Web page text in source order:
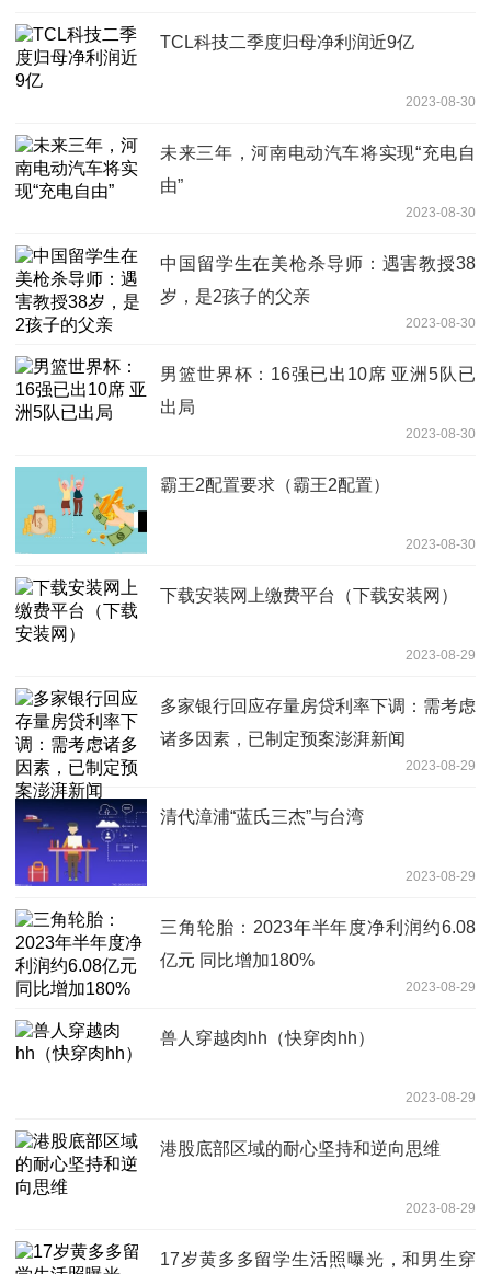
TCL科技二季度归母净利润近9亿
2023-08-30
未来三年，河南电动汽车将实现“充电自
由”
2023-08-30
中国留学生在美枪杀导师：遇害教授38
岁，是2孩子的父亲
2023-08-30
男篮世界杯：16强已出10席 亚洲5队已
出局
2023-08-30
霸王2配置要求（霸王2配置）
2023-08-30
下载安装网上缴费平台（下载安装网）
2023-08-29
多家银行回应存量房贷利率下调：需考虑
诸多因素，已制定预案澎湃新闻
2023-08-29
清代漳浦“蓝氏三杰”与台湾
2023-08-29
三角轮胎：2023年半年度净利润约6.08
亿元 同比增加180%
2023-08-29
兽人穿越肉hh（快穿肉hh）
2023-08-29
港股底部区域的耐心坚持和逆向思维
2023-08-29
17岁黄多多留学生活照曝光，和男生穿